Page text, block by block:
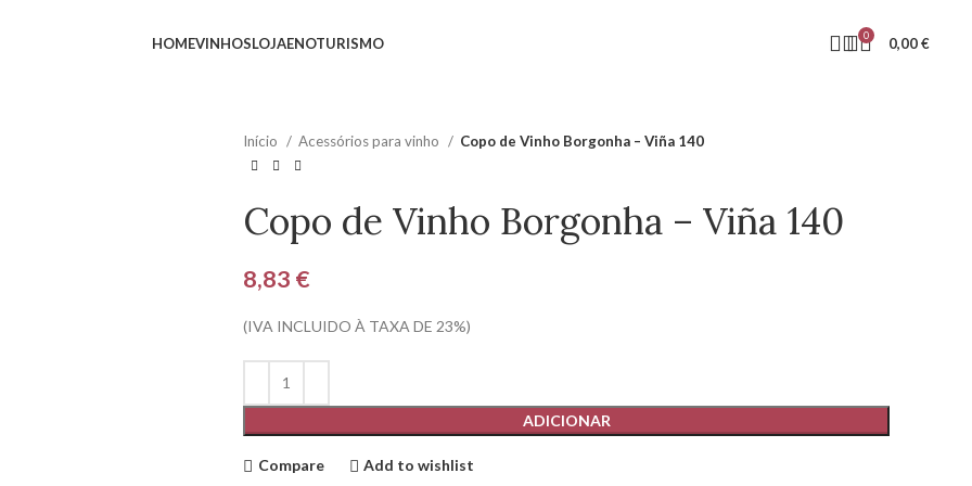
HOMEVINHOSLOJAENOTURISMO 0 0,00€
Início Acessórios para vinho Copo de Vinho Borgonha – Viña 140
Copo de Vinho Borgonha – Viña 140
8,83 €
(IVA INCLUIDO À TAXA DE 23%)
ADICIONAR
Compare Add to wishlist